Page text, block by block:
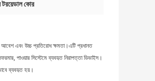
টরয়েডাল কোর
আবেশ এবং উচ্চ প্রতিরোধ ক্ষমতা।এটি প্রধানত
পাওয়ার সিস্টেমে ব্যবহৃত নিরাপত্তা ডিভাইস।
ব্যবহৃত হয়।